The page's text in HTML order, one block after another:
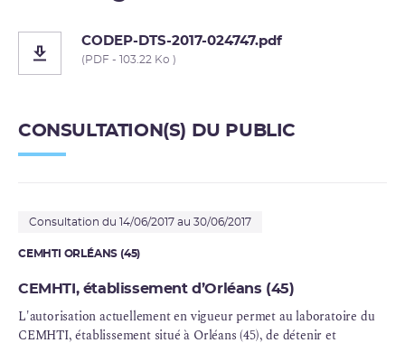
CODEP-DTS-2017-024747.pdf
(PDF - 103.22 Ko )
CONSULTATION(S) DU PUBLIC
Consultation du 14/06/2017 au 30/06/2017
CEMHTI ORLÉANS (45)
CEMHTI, établissement d’Orléans (45)
L'autorisation actuellement en vigueur permet au laboratoire du
CEMHTI, établissement situé à Orléans (45), de détenir et